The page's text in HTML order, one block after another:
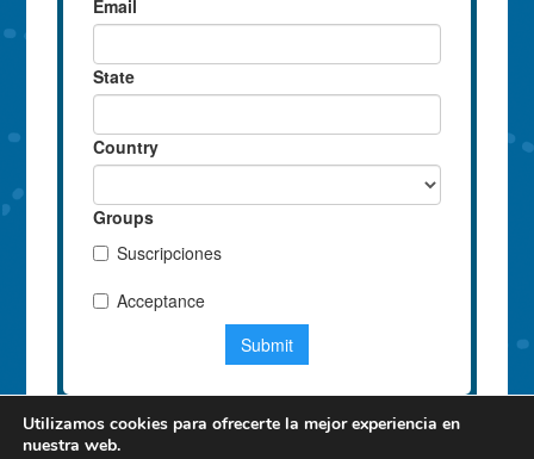
Utilizamos cookies para ofrecerte la mejor experiencia en
nuestra web.